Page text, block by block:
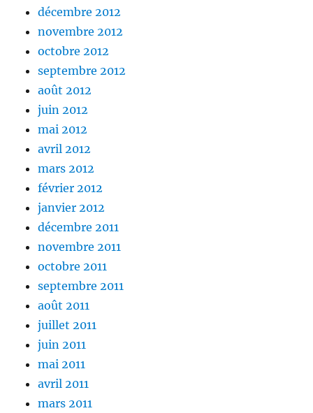
décembre 2012
novembre 2012
octobre 2012
septembre 2012
août 2012
juin 2012
mai 2012
avril 2012
mars 2012
février 2012
janvier 2012
décembre 2011
novembre 2011
octobre 2011
septembre 2011
août 2011
juillet 2011
juin 2011
mai 2011
avril 2011
mars 2011